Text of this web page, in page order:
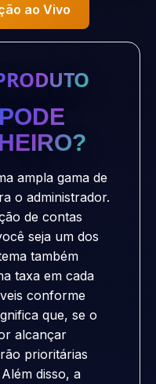
ao Vivo
ampla gama de
o administrador.
de contas
seja um dos
também
taxa em cada
conforme
que, se o
alcançar
prioritárias
disso, a